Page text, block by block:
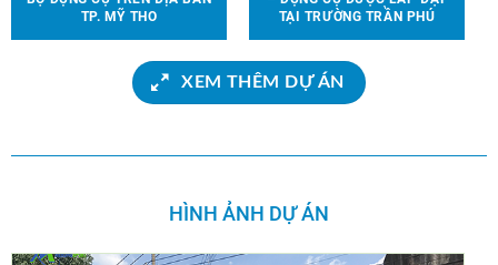
TP. MỸ THO
TẠI TRƯỜNG TRẦN PHÚ
XEM THÊM DỰ ÁN
HÌNH ẢNH DỰ ÁN